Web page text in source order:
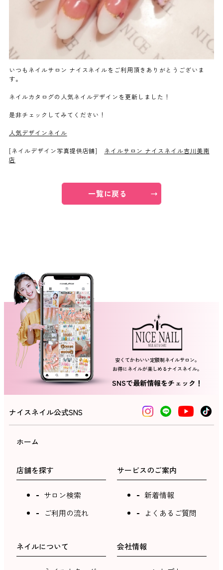
ネイル用語
消費者志向自主宣言
採用情報
ネイルスクール
いつもネイルサロン ナイスネイルをご利用頂きありがとうございま
す。
ネイルカタログの人気ネイルデザインを更新しました！
是非チェックしてみてください！
人気デザインネイル
[ネイルデザイン写真提供店舗] ネイルサロン ナイスネイル吉川美南
店
一覧に戻る
安くてかわいい定額制ネイルサロン。
お得にネイルが楽しめるナイスネイル。
SNSで最新情報をチェック！
ナイスネイル公式SNS
ホーム
店舗を探す
サロン検索
ご利用の流れ
サービスのご案内
新着情報
よくあるご質問
ネイルについて 会社情報